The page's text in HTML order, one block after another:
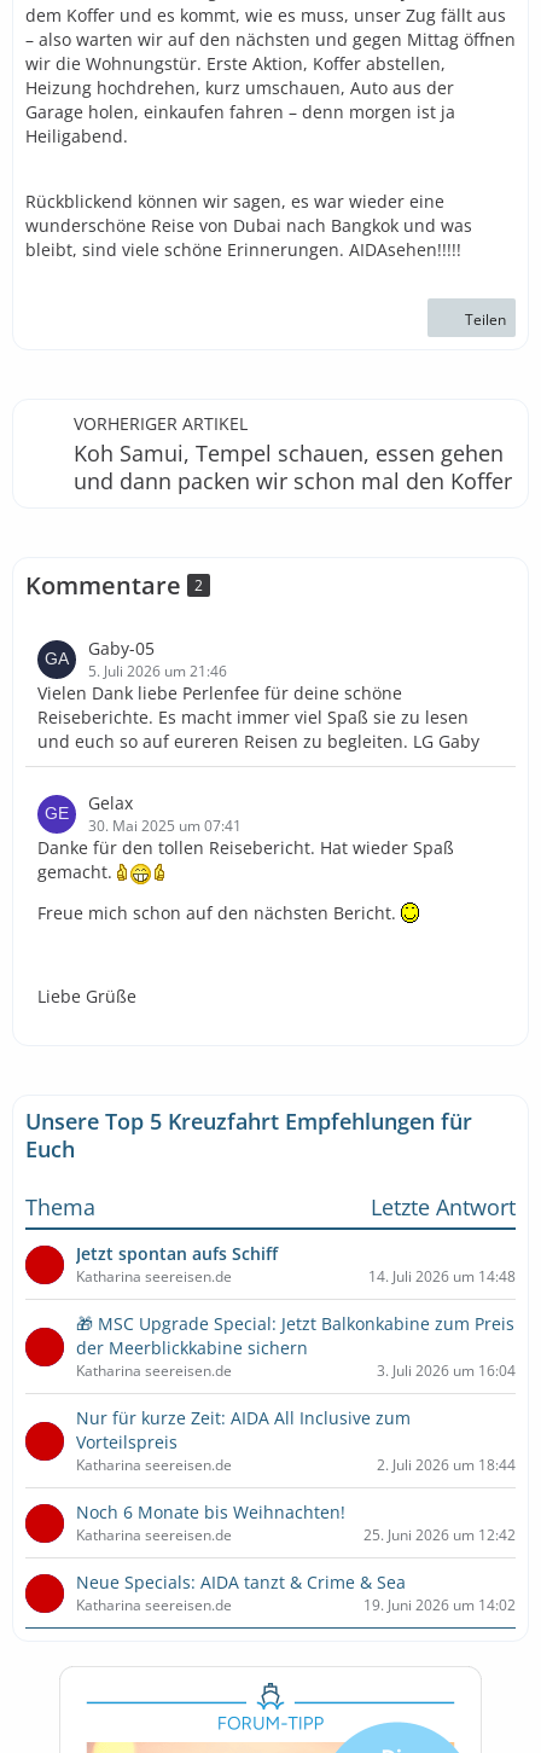
dem Koffer und es kommt, wie es muss, unser Zug fällt aus
– also warten wir auf den nächsten und gegen Mittag öffnen
wir die Wohnungstür. Erste Aktion, Koffer abstellen,
Heizung hochdrehen, kurz umschauen, Auto aus der
Garage holen, einkaufen fahren – denn morgen ist ja
Heiligabend.
Rückblickend können wir sagen, es war wieder eine
wunderschöne Reise von Dubai nach Bangkok und was
bleibt, sind viele schöne Erinnerungen. AIDAsehen!!!!!
Teilen
VORHERIGER ARTIKEL
Koh Samui, Tempel schauen, essen gehen
und dann packen wir schon mal den Koffer
Kommentare 2
Gaby-05
5. Juli 2026 um 21:46
Vielen Dank liebe Perlenfee für deine schöne
Reiseberichte. Es macht immer viel Spaß sie zu lesen
und euch so auf eureren Reisen zu begleiten. LG Gaby
Gelax
30. Mai 2025 um 07:41
Danke für den tollen Reisebericht. Hat wieder Spaß
gemacht.
Freue mich schon auf den nächsten Bericht.
Liebe Grüße
Unsere Top 5 Kreuzfahrt Empfehlungen für
Euch
Thema
Letzte Antwort
Jetzt spontan aufs Schiff
Katharina seereisen.de 14. Juli 2026 um 14:48
🎁 MSC Upgrade Special: Jetzt Balkonkabine zum Preis
der Meerblickkabine sichern
Katharina seereisen.de 3. Juli 2026 um 16:04
Nur für kurze Zeit: AIDA All Inclusive zum
Vorteilspreis
Katharina seereisen.de 2. Juli 2026 um 18:44
Noch 6 Monate bis Weihnachten!
Katharina seereisen.de 25. Juni 2026 um 12:42
Neue Specials: AIDA tanzt & Crime & Sea
Katharina seereisen.de 19. Juni 2026 um 14:02